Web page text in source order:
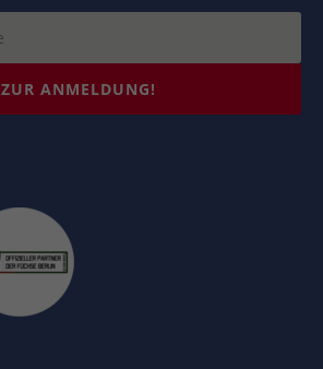
ZUR ANMELDUNG!